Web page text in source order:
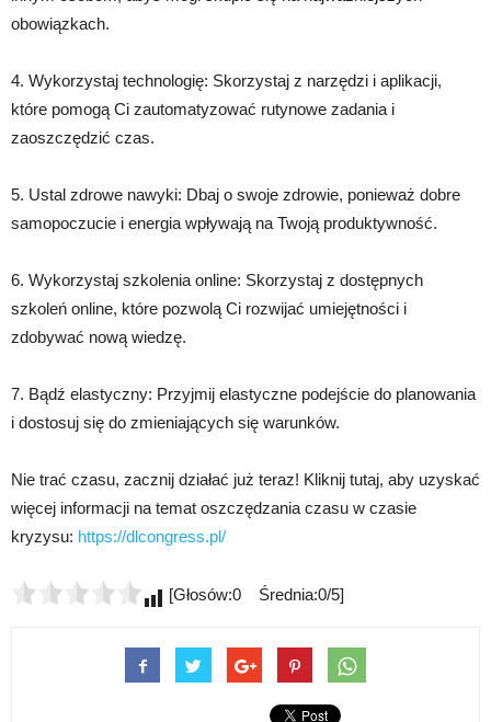
obowiązkach.
4. Wykorzystaj technologię: Skorzystaj z narzędzi i aplikacji,
które pomogą Ci zautomatyzować rutynowe zadania i
zaoszczędzić czas.
5. Ustal zdrowe nawyki: Dbaj o swoje zdrowie, ponieważ dobre
samopoczucie i energia wpływają na Twoją produktywność.
6. Wykorzystaj szkolenia online: Skorzystaj z dostępnych
szkoleń online, które pozwolą Ci rozwijać umiejętności i
zdobywać nową wiedzę.
7. Bądź elastyczny: Przyjmij elastyczne podejście do planowania
i dostosuj się do zmieniających się warunków.
Nie trać czasu, zacznij działać już teraz! Kliknij tutaj, aby uzyskać
więcej informacji na temat oszczędzania czasu w czasie
kryzysu: https://dlcongress.pl/
[Głosów:0 Średnia:0/5]